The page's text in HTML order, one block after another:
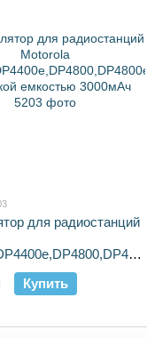
для радиостанций
емкостью 3000мАч
Купить